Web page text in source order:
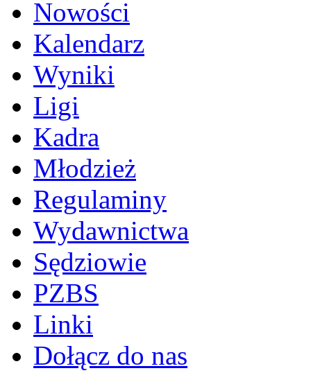
Nowości
Kalendarz
Wyniki
Ligi
Kadra
Młodzież
Regulaminy
Wydawnictwa
Sędziowie
PZBS
Linki
Dołącz do nas